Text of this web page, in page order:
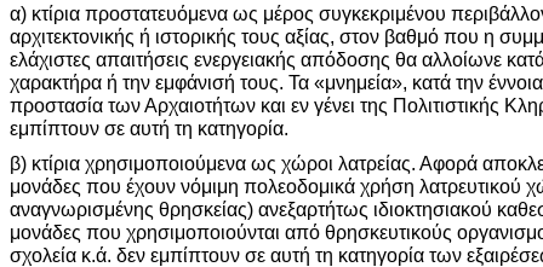
α) κτίρια προστατευόμενα ως μέρος συγκεκριμένου
αρχιτεκτονικής ή ιστορικής τους αξίας, στον βαθμό που η
ελάχιστες απαιτήσεις ενεργειακής απόδοσης θα αλλοίωνε
χαρακτήρα ή την εμφάνισή τους. Τα «μνημεία», κατά την
προστασία των Αρχαιοτήτων και εν γένει της Πολιτιστικής
εμπίπτουν σε αυτή τη κατηγορία.
β) κτίρια χρησιμοποιούμενα ως χώροι λατρείας. Αφορά
μονάδες που έχουν νόμιμη πολεοδομικά χρήση λατρευτικού
αναγνωρισμένης θρησκείας) ανεξαρτήτως ιδιοκτησιακού
μονάδες που χρησιμοποιούνται από θρησκευτικούς
σχολεία κ.ά. δεν εμπίπτουν σε αυτή τη κατηγορία των